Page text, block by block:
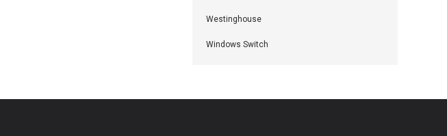
Westinghouse
Windows Switch